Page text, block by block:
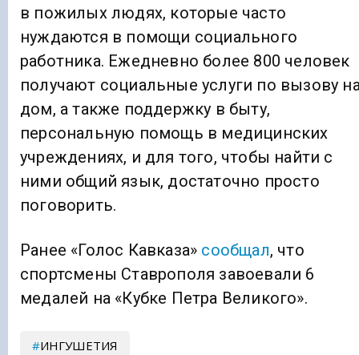
в пожилых людях, которые часто
нуждаются в помощи социального
работника. Ежедневно более 800 человек
получают социальные услуги по вызову
дом, а также поддержку в быту,
персональную помощь в медицинских
учреждениях, и для того, чтобы найти с
ними общий язык, достаточно просто
поговорить.
Ранее «Голос Кавказа» сообщал, что
спортсмены Ставрополя завоевали 6
медалей на «Кубке Петра Великого».
ИНГУШЕТИЯ